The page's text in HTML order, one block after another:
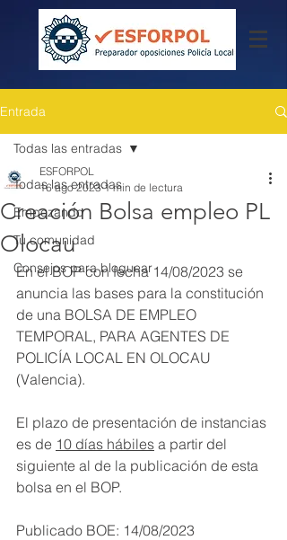
Entrada
Todas las entradas
Empezando
Tu comunidad
Consejos para bloguear
Todas las entradas
Creación Bolsa empleo PL
Olocau
ESFORPOL
16 ago 2023 1 min de lectura
En el BOP con fecha 14/08/2023 se
anuncia las bases para la constitución
de una BOLSA DE EMPLEO
TEMPORAL, PARA AGENTES DE
POLICÍA LOCAL EN OLOCAU
(Valencia).
El plazo de presentación de instancias
es de 10 días hábiles a partir del
siguiente al de la publicación de esta
bolsa en el BOP.
Publicado BOE: 14/08/2023